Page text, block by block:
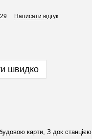
Написати відгук
швидко
карти, З док станцією